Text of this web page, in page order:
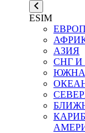
ESIM
АЗИЯ
СНГ И